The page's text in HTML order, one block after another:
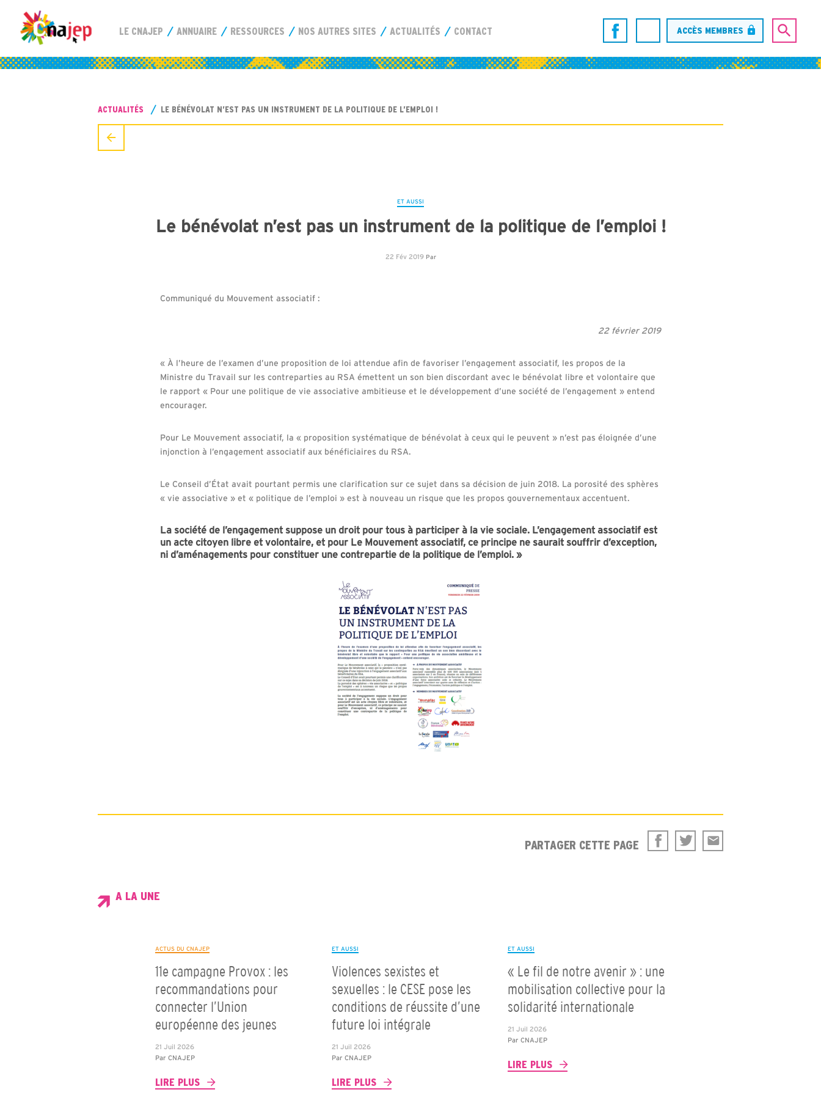
LE CNAJEP ANNUAIRE RESSOURCES NOS AUTRES SITES ACTUALITÉS CONTACT ACCÈS MEMBRES
ACTUALITÉS LE BÉNÉVOLAT N’EST PAS UN INSTRUMENT DE LA POLITIQUE DE L’EMPLOI !
ET AUSSI
Le bénévolat n’est pas un instrument de la politique de l’emploi !
22 Fév 2019 Par
Communiqué du Mouvement associatif :
22 février 2019
« À l’heure de l’examen d’une proposition de loi attendue afin de favoriser l’engagement associatif, les propos de la
Ministre du Travail sur les contreparties au RSA émettent un son bien discordant avec le bénévolat libre et volontaire que
le rapport « Pour une politique de vie associative ambitieuse et le développement d’une société de l’engagement » entend
encourager.
Pour Le Mouvement associatif, la « proposition systématique de bénévolat à ceux qui le peuvent » n’est pas éloignée d’une
injonction à l’engagement associatif aux bénéficiaires du RSA.
Le Conseil d’État avait pourtant permis une clarification sur ce sujet dans sa décision de juin 2018. La porosité des sphères
« vie associative » et « politique de l’emploi » est à nouveau un risque que les propos gouvernementaux accentuent.
La société de l’engagement suppose un droit pour tous à participer à la vie sociale. L’engagement associatif est
un acte citoyen libre et volontaire, et pour Le Mouvement associatif, ce principe ne saurait souffrir d’exception,
ni d’aménagements pour constituer une contrepartie de la politique de l’emploi. »
PARTAGER CETTE PAGE
A LA UNE
ACTUS DU CNAJEP
11e campagne Provox : les
recommandations pour
connecter l’Union
européenne des jeunes
21 Juil 2026
ParCNAJEP
LIRE PLUS
ET AUSSI
Violences sexistes et
sexuelles : le CESE pose les
conditions de réussite d’une
future loi intégrale
21 Juil 2026
Par CNAJEP
LIRE PLUS
ET AUSSI
« Le fil de notre avenir » : une
mobilisation collective pour la
solidarité internationale
21 Juil 2026
ParCNAJEP
LIRE PLUS